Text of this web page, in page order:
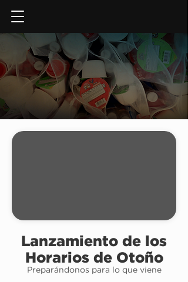
DAR AHORA
Lanzamiento de los
Horarios de Otoño
Preparándonos para lo que viene